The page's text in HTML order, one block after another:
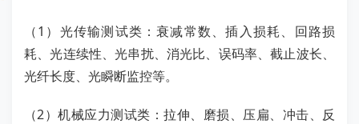
（1）光传输测试类：衰减常数、插入损耗、回路损
耗、光连续性、光串扰、消光比、误码率、截止波长、
光纤长度、光瞬断监控等。
（2）机械应力测试类：拉伸、磨损、压扁、冲击、反